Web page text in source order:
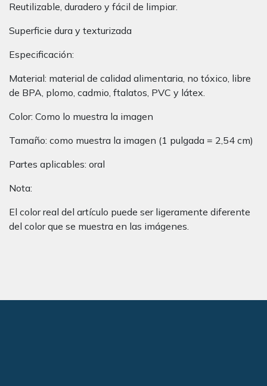
Reutilizable, duradero y fácil de limpiar.
Superficie dura y texturizada
Especificación:
Material: material de calidad alimentaria, no tóxico, libre
de BPA, plomo, cadmio, ftalatos, PVC y látex.
Color: Como lo muestra la imagen
Tamaño: como muestra la imagen (1 pulgada = 2,54 cm)
Partes aplicables: oral
Nota:
El color real del artículo puede ser ligeramente diferente
del color que se muestra en las imágenes.